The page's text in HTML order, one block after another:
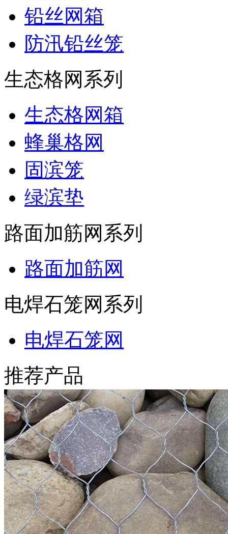
铅丝网箱
防汛铅丝笼
生态格网系列
生态格网箱
蜂巢格网
固滨笼
绿滨垫
路面加筋网系列
路面加筋网
电焊石笼网系列
电焊石笼网
推荐产品